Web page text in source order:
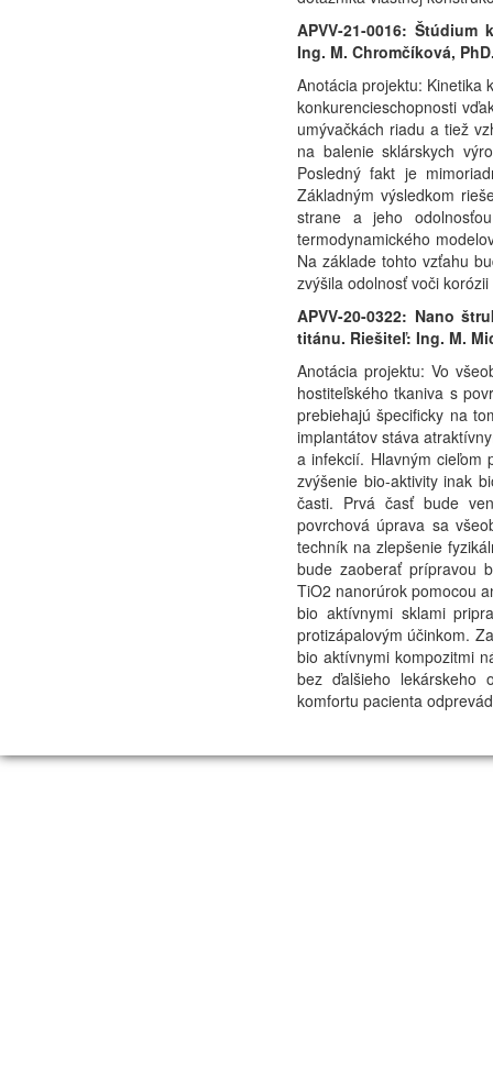
APVV-21-0016:
Ing. M. Chromčíková,
Anotácia projektu: Kinetika
konkurencieschopnosti
umývačkách riadu a tiež
na balenie sklárskych
Posledný fakt je
Základným výsledkom
strane a jeho
termodynamického
Na základe tohto vzťahu
zvýšila odolnosť voči
APVV-20-0322: Nano
titánu. Riešiteľ: Ing. M.
Anotácia projektu: Vo
hostiteľského tkaniva s
prebiehajú špecificky na
implantátov stáva
a infekcií. Hlavným cieľom
zvýšenie bio-aktivity inak
časti. Prvá časť bude
povrchová úprava sa
techník na zlepšenie
bude zaoberať prípravou
TiO2 nanorúrok pomocou
bio aktívnymi sklami
protizápalovým účinkom.
bio aktívnymi kompozitmi
bez ďalšieho lekárskeho
komfortu pacienta